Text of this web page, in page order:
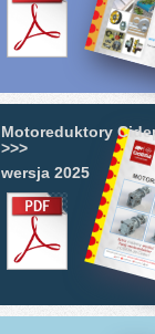
Motoreduktory
>>>
wersja 2025